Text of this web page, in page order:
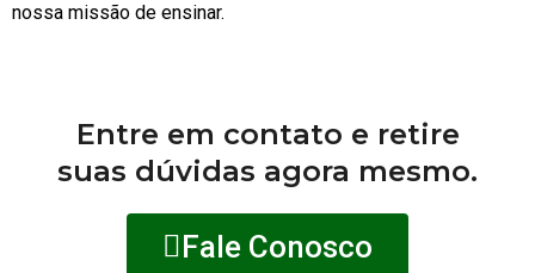
nossa missão de ensinar.
Entre em contato e retire
suas dúvidas agora mesmo.
Fale Conosco